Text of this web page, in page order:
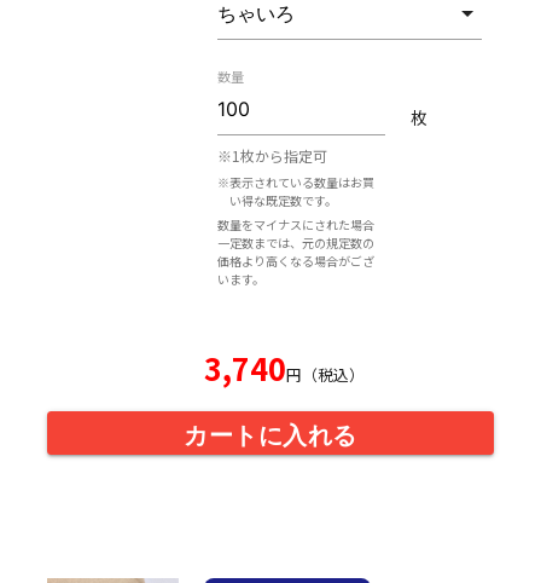
数量
※1枚から指定可
※表示されている数量はお買
い得な既定数です。
数量をマイナスにされた場合
一定数までは、元の規定数の
価格より高くなる場合がござ
います。
枚
3,740円（税込）
カートに入れる